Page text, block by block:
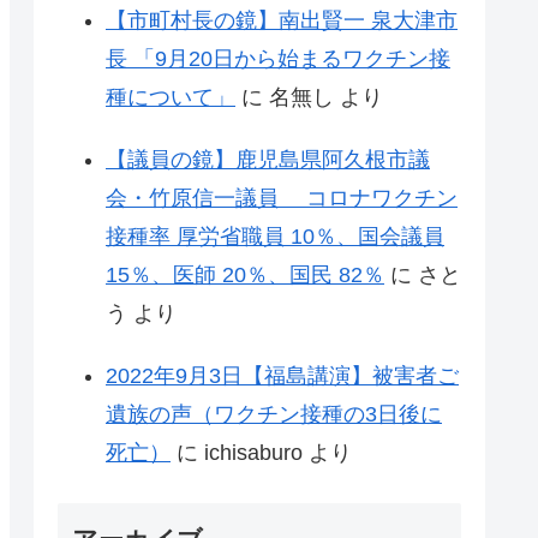
【市町村長の鏡】南出賢一 泉大津市
長 「9月20日から始まるワクチン接
種について」
に 名無し より
【議員の鏡】鹿児島県阿久根市議
会・竹原信一議員 コロナワクチン
接種率 厚労省職員 10％、国会議員
15％、医師 20％、国民 82％ に さと
う より
2022年9月3日【福島講演】被害者ご
遺族の声（ワクチン接種の3日後に
死亡）
に ichisaburo より